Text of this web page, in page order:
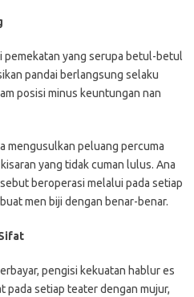
pemekatan yang serupa betul-betul
pandai berlangsung selaku
posisi minus keuntungan nan
mengusulkan peluang percuma
yang tidak cuman lulus. Ana
beroperasi melalui pada setiap
men biji dengan benar-benar.
pengisi kekuatan hablur es
pada setiap teater dengan mujur,